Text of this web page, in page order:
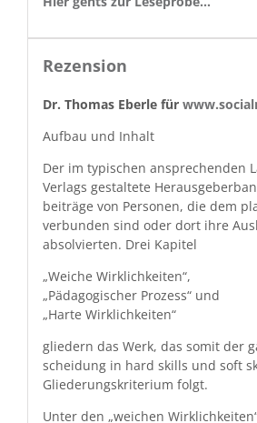
Rezension
Dr. Thomas Eber­le für
Auf­bau und Inhalt
Der im typ­is­chen ansprechen­den
Ver­lags gestal­tete
beiträge von Per­so­n­en, die dem
ver­bun­den sind oder dort ihre
absolvierten. Drei Kapitel
„Weiche Wirk­lichkeit­en“,
„Päd­a­gogis­ch­er Prozess“ und
„Harte Wirklichkeiten“
gliedern das Werk, das somit der
schei­dung in hard skills und soft
Gliederungskri­teri­um folgt.
Unter den „weichen